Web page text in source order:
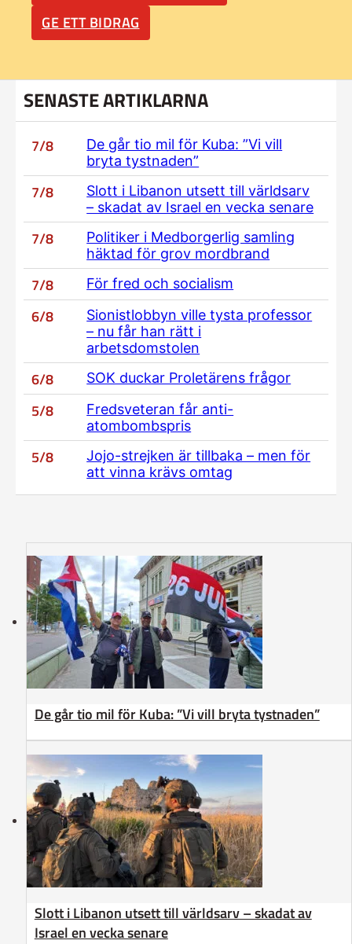
GE ETT BIDRAG
SENASTE ARTIKLARNA
7/8
De går tio mil för Kuba: ”Vi vill
bryta tystnaden”
7/8
Slott i Libanon utsett till världsarv
– skadat av Israel en vecka senare
7/8
Politiker i Medborgerlig samling
häktad för grov mordbrand
7/8 För fred och socialism
6/8
Sionistlobbyn ville tysta professor
– nu får han rätt i
arbetsdomstolen
6/8 SOK duckar Proletärens frågor
5/8
Fredsveteran får anti-
atombombspris
5/8
Jojo-strejken är tillbaka – men för
att vinna krävs omtag
De går tio mil för Kuba: ”Vi vill bryta tystnaden”
Slott i Libanon utsett till världsarv – skadat av
Israel en vecka senare